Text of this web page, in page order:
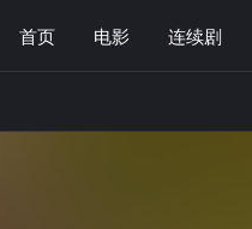
首页 电影 连续剧